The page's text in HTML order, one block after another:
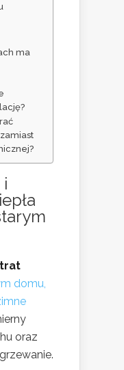
ma
domu,
oraz